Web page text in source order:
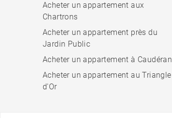
Acheter un appartement aux
Chartrons
Acheter un appartement près du
Jardin Public
Acheter un appartement à Caudéran
Acheter un appartement au Triangle
d'Or